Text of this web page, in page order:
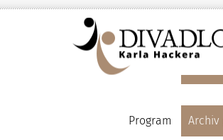
Program Archiv